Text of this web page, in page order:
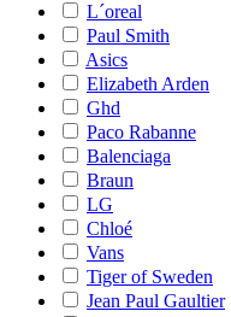
L´oreal
Paul Smith
Asics
Elizabeth Arden
Ghd
Paco Rabanne
Balenciaga
Braun
LG
Chloé
Vans
Tiger of Sweden
Jean Paul Gaultier